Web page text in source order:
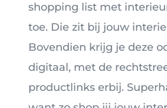
shopping list met
toe. Die zit bij jouw
Bovendien krijg je deze
digitaal, met de
productlinks erbij.